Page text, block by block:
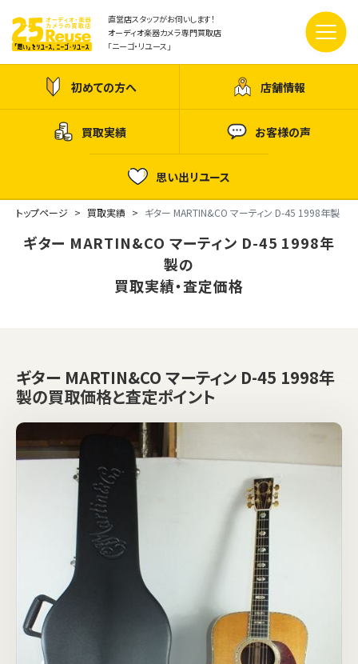
直営店スタッフがお伺いします！
オーディオ楽器カメラ専門買取店
「ニーゴ・リユース」
初めての方へ 店舗情報
買取実績 お客様の声
思い出リユース
トップページ 買取実績 ギター MARTIN&CO マーティン D-45 1998年製
ギター MARTIN&CO マーティン D-45 1998年
製の
買取実績・査定価格
ギター MARTIN&CO マーティン D-45 1998年
製の買取価格と査定ポイント